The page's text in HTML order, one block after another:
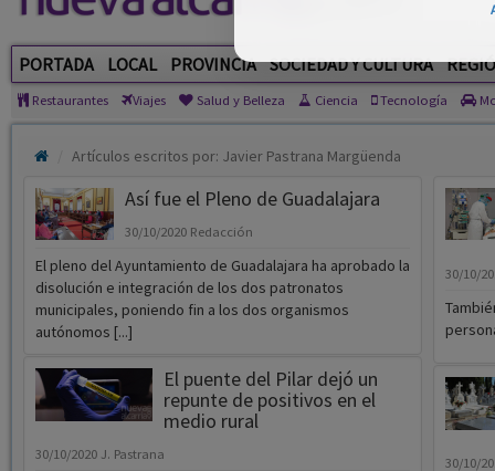
PORTADA LOCAL PROVINCIA SOCIEDAD Y CULTURA
Restaurantes Viajes Salud y Belleza Ciencia Tecnología
Artículos escritos por: Javier Pastrana Margüenda
Así fue el Pleno de Guadalajara
30/10/2020 Redacción
El pleno del Ayuntamiento de Guadalajara ha aprobado la
disolución e integración de los dos patronatos
municipales, poniendo fin a los dos organismos
autónomos [...]
El puente del Pilar dejó un
repunte de positivos en el
medio rural
30/10/2020 J. Pastrana
30/10/
30/10/